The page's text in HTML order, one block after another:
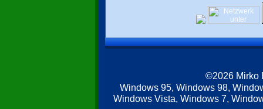
©2026 Mirko
Windows 95, Windows 98,
Windows Vista, Windows 7,